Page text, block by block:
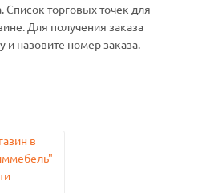
торговых точек для
Для получения заказа
и назовите номер заказа.